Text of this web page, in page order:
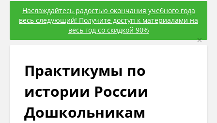
Наслаждайтесь радостью окончания учебного года
весь следующий! Получите доступ к материалами на
весь год со скидкой 90%
×
Практикумы по
истории России
Дошкольникам